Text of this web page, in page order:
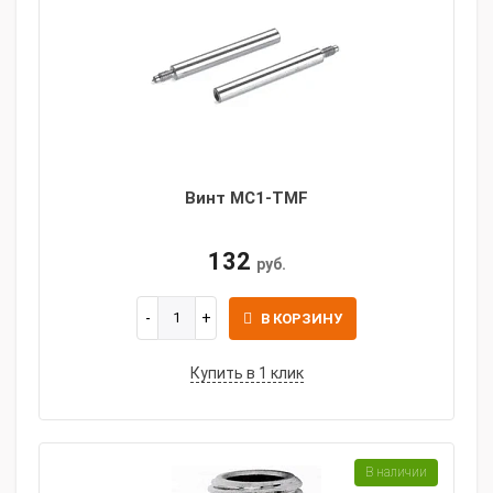
Винт MC1-TMF
132 руб.
В КОРЗИНУ
Купить в 1 клик
В наличии